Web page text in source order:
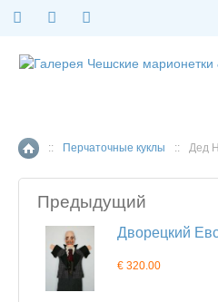
Главная страница
:: Перчаточные куклы :: Дед
Предыдущий
Дворецкий
€ 320.00